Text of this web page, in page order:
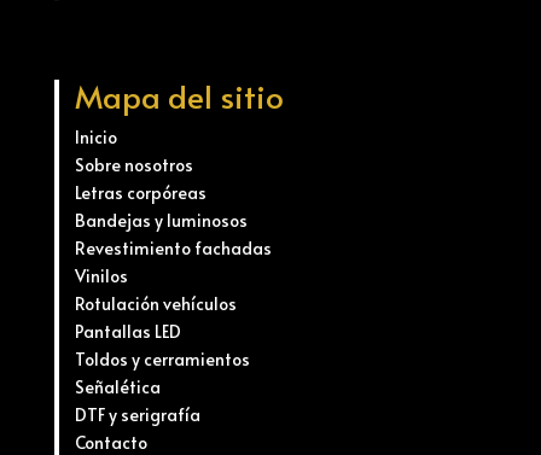
Mapa del sitio
Inicio
Sobre nosotros
Letras corpóreas
Bandejas y luminosos
Revestimiento fachadas
Vinilos
Rotulación vehículos
Pantallas LED
Toldos y cerramientos
Señalética
DTF y serigrafía
Contacto